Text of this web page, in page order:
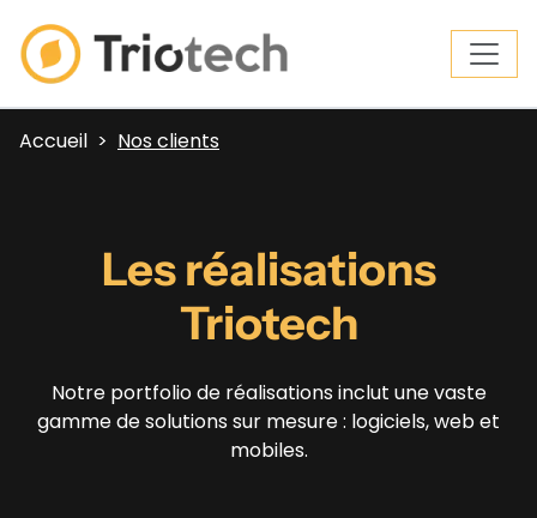
Accueil Nos clients
Les réalisations
Triotech
Notre portfolio de réalisations inclut une vaste
gamme de solutions sur mesure : logiciels, web et
mobiles.